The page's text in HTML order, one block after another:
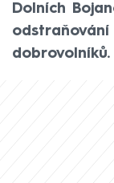
Dolních
dobrovolníků.